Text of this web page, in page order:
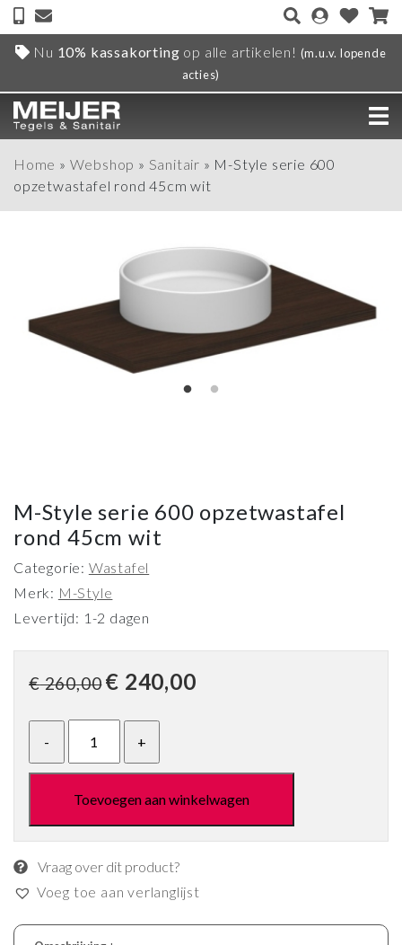
Nu 10% kassakorting op alle artikelen! (m.u.v. lopende
acties)
Home » Webshop » Sanitair » M-Style serie 600
opzetwastafel rond 45cm wit
M-Style serie 600 opzetwastafel
rond 45cm wit
Categorie: Wastafel
Merk: M-Style
Levertijd: 1-2 dagen
€260,00 Oorspronkelijke
was:
€ 260,00.
€ 240,00Huidige
Toevoegen aan winkelwagen
Vraag over dit product?
Voeg toe aan verlanglijst